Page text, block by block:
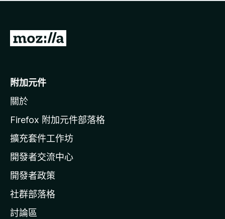
有
前
o
i
l
a
官
網
附加元件
關於
Firefox 附加元件部落格
擴充套件工作坊
開發者交流中心
開發者政策
社群部落格
討論區